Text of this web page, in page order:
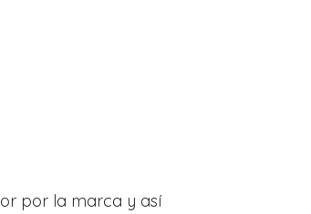
por la marca y así